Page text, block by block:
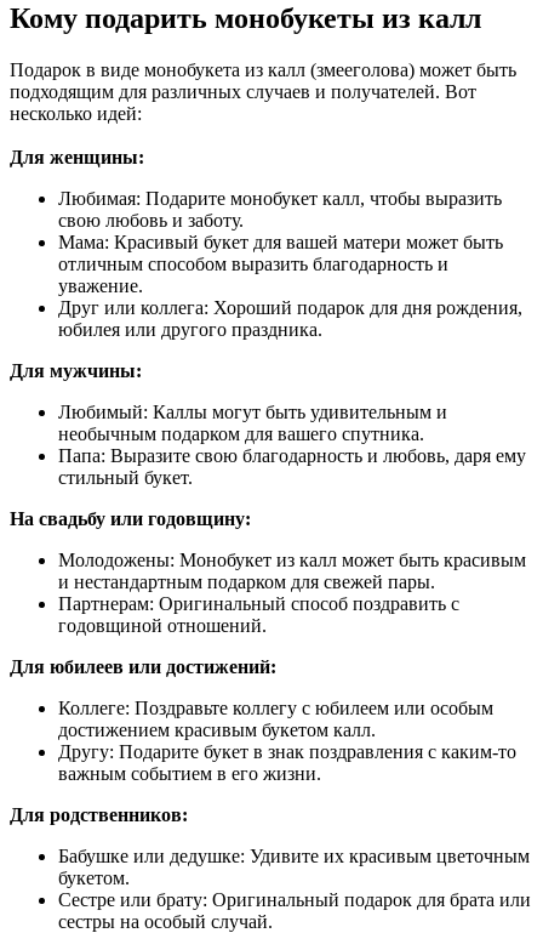
Кому подарить монобукеты из калл
Подарок в виде монобукета из калл (змееголова) может быть
подходящим для различных случаев и получателей. Вот
несколько идей:
Для женщины:
Любимая: Подарите монобукет калл, чтобы выразить
свою любовь и заботу.
Мама: Красивый букет для вашей матери может быть
отличным способом выразить благодарность и
уважение.
Друг или коллега: Хороший подарок для дня рождения,
юбилея или другого праздника.
Для мужчины:
Любимый: Каллы могут быть удивительным и
необычным подарком для вашего спутника.
Папа: Выразите свою благодарность и любовь, даря ему
стильный букет.
На свадьбу или годовщину:
Молодожены: Монобукет из калл может быть красивым
и нестандартным подарком для свежей пары.
Партнерам: Оригинальный способ поздравить с
годовщиной отношений.
Для юбилеев или достижений:
Коллеге: Поздравьте коллегу с юбилеем или особым
достижением красивым букетом калл.
Другу: Подарите букет в знак поздравления с каким-то
важным событием в его жизни.
Для родственников:
Бабушке или дедушке: Удивите их красивым цветочным
букетом.
Сестре или брату: Оригинальный подарок для брата или
сестры на особый случай.